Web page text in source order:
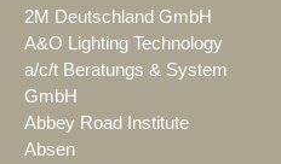
2M Deutschland GmbH
A&O Lighting Technology
a/c/t Beratungs & System
GmbH
Abbey Road Institute
Absen